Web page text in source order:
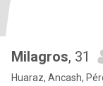
Milagros, 31
Huaraz, Ancash,